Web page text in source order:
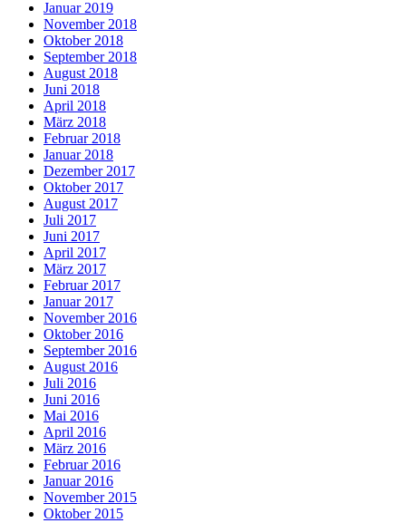
Januar 2019
November 2018
Oktober 2018
September 2018
August 2018
Juni 2018
April 2018
März 2018
Februar 2018
Januar 2018
Dezember 2017
Oktober 2017
August 2017
Juli 2017
Juni 2017
April 2017
März 2017
Februar 2017
Januar 2017
November 2016
Oktober 2016
September 2016
August 2016
Juli 2016
Juni 2016
Mai 2016
April 2016
März 2016
Februar 2016
Januar 2016
November 2015
Oktober 2015